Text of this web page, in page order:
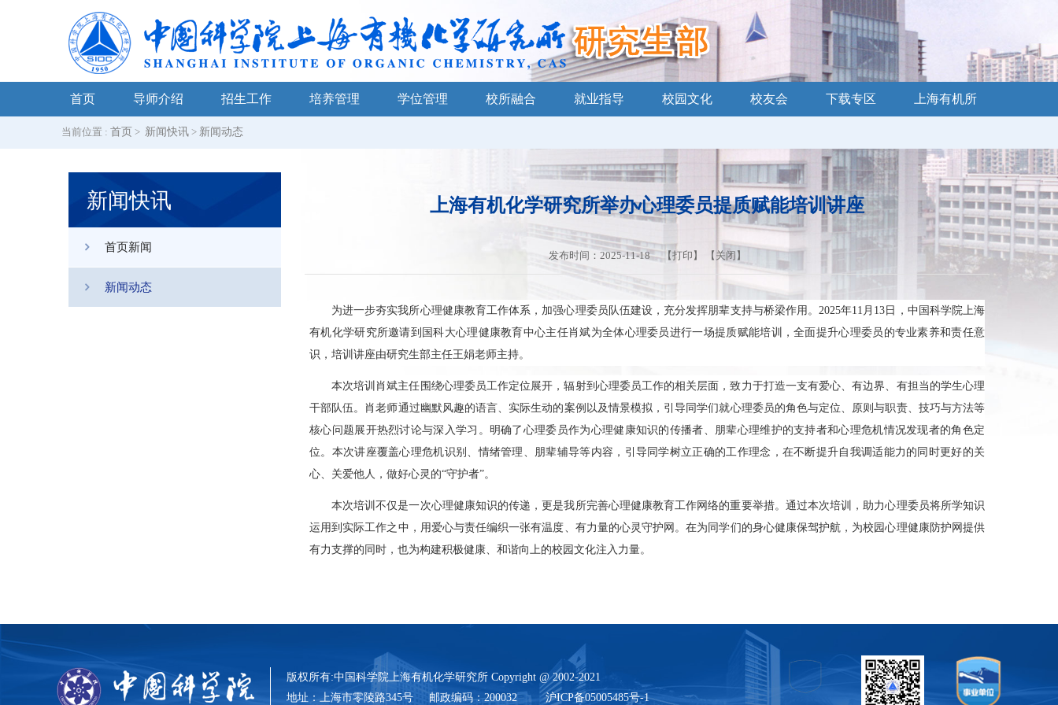
首页 导师介绍 招生工作 培养管理 学位管理 校所融合 就业指导 校园文化 校友会 下载专区 上海有机所
当前位置 : 首页 > 新闻快讯> 新闻动态
新闻快讯
首页新闻
新闻动态
上海有机化学研究所举办心理委员提质赋能培训讲座
发布时间：2025-11-18 【打印 】 【 关闭 】
为进一步夯实我所心理健康教育工作体系，加强心理委员队伍建设，充分发挥朋辈支持与桥梁作用。2025年11月13日，中国科学院上海
有机化学研究所邀请到国科大心理健康教育中心主任肖斌为全体心理委员进行一场提质赋能培训，全面提升心理委员的专业素养和责任意
识，培训讲座由研究生部主任王娟老师主持。
本次培训肖斌主任围绕心理委员工作定位展开，辐射到心理委员工作的相关层面，致力于打造一支有爱心、有边界、有担当的学生心理
干部队伍。肖老师通过幽默风趣的语言、实际生动的案例以及情景模拟，引导同学们就心理委员的角色与定位、原则与职责、技巧与方法等
核心问题展开热烈讨论与深入学习。明确了心理委员作为心理健康知识的传播者、朋辈心理维护的支持者和心理危机情况发现者的角色定
位。本次讲座覆盖心理危机识别、情绪管理、朋辈辅导等内容，引导同学树立正确的工作理念，在不断提升自我调适能力的同时更好的关
心、关爱他人，做好心灵的“守护者”。
本次培训不仅是一次心理健康知识的传递，更是我所完善心理健康教育工作网络的重要举措。通过本次培训，助力心理委员将所学知识
运用到实际工作之中，用爱心与责任编织一张有温度、有力量的心灵守护网。在为同学们的身心健康保驾护航，为校园心理健康防护网提供
有力支撑的同时，也为构建积极健康、和谐向上的校园文化注入力量。
版权所有:中国科学院上海有机化学研究所 Copyright @ 2002-2021
地址：上海市零陵路345号 邮政编码：200032 沪ICP备05005485号-1